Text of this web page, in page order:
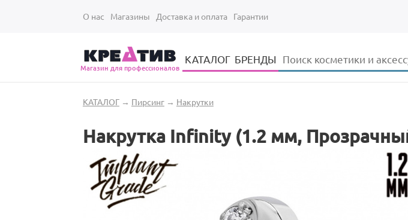
О нас Магазины Доставка и оплата Гарантии
Магазин для профессионалов
КАТАЛОГ БРЕНДЫ Форма поиска
Поиск
Вы здесь
КАТАЛОГ→ Пирсинг→ Накрутки
Накрутка Infinity (1.2 мм,